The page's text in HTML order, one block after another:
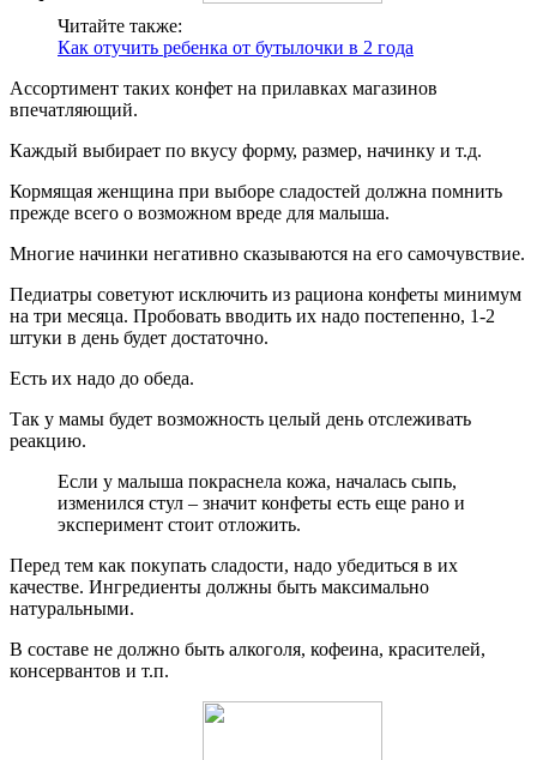
Читайте также:
Как отучить ребенка от бутылочки в 2 года
Ассортимент таких конфет на прилавках магазинов
впечатляющий.
Каждый выбирает по вкусу форму, размер, начинку и т.д.
Кормящая женщина при выборе сладостей должна помнить
прежде всего о возможном вреде для малыша.
Многие начинки негативно сказываются на его самочувствие.
Педиатры советуют исключить из рациона конфеты минимум
на три месяца. Пробовать вводить их надо постепенно, 1-2
штуки в день будет достаточно.
Есть их надо до обеда.
Так у мамы будет возможность целый день отслеживать
реакцию.
Если у малыша покраснела кожа, началась сыпь,
изменился стул – значит конфеты есть еще рано и
эксперимент стоит отложить.
Перед тем как покупать сладости, надо убедиться в их
качестве. Ингредиенты должны быть максимально
натуральными.
В составе не должно быть алкоголя, кофеина, красителей,
консервантов и т.п.